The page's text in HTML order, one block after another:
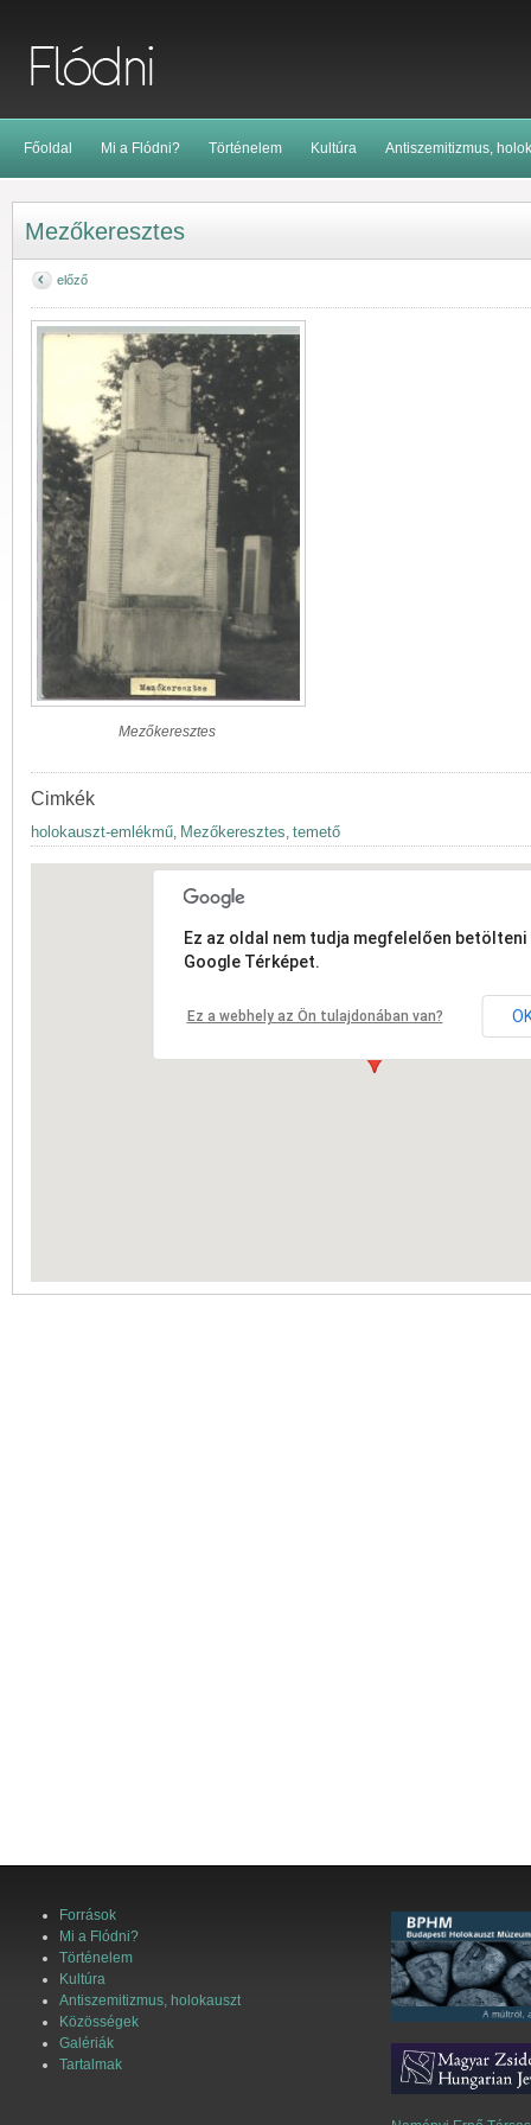
Főoldal Mi a Flódni? Történelem Kultúra Antiszemitizmus,
Mezőkeresztes
előző
Mezőkeresztes
Cimkék
holokauszt-emlékmű, Mezőkeresztes, temető
Ez az oldal nem tudja megfelelően betölteni
Google Térképet.
Ez a webhely az Ön tulajdonában van?
Források
Mi a Flódni?
Történelem
Kultúra
Antiszemitizmus, holokauszt
Közösségek
Galériák
Tartalmak